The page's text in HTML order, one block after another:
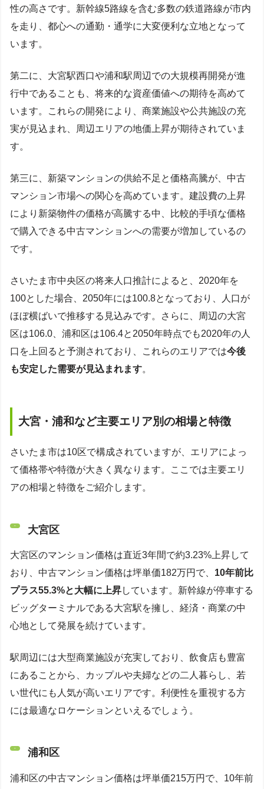
性の高さです。新幹線5路線を含む多数の鉄道路線が市内
を走り、都心への通勤・通学に大変便利な立地となって
います。
第二に、大宮駅西口や浦和駅周辺での大規模再開発が進
行中であることも、将来的な資産価値への期待を高めて
います。これらの開発により、商業施設や公共施設の充
実が見込まれ、周辺エリアの地価上昇が期待されていま
す。
第三に、新築マンションの供給不足と価格高騰が、中古
マンション市場への関心を高めています。建設費の上昇
により新築物件の価格が高騰する中、比較的手頃な価格
で購入できる中古マンションへの需要が増加しているの
です。
さいたま市中央区の将来人口推計によると、2020年を
100とした場合、2050年には100.8となっており、人口が
ほぼ横ばいで推移する見込みです。さらに、周辺の大宮
区は106.0、浦和区は106.4と2050年時点でも2020年の人
口を上回ると予測されており、これらのエリアでは今後
も安定した需要が見込まれます。
大宮・浦和など主要エリア別の相場と特徴
さいたま市は10区で構成されていますが、エリアによっ
て価格帯や特徴が大きく異なります。ここでは主要エリ
アの相場と特徴をご紹介します。
大宮区
大宮区のマンション価格は直近3年間で約3.23%上昇して
おり、中古マンション価格は坪単価182万円で、 10年前比
プラス55.3%と大幅に上昇しています。新幹線が停車する
ビッグターミナルである大宮駅を擁し、経済・商業の中
心地として発展を続けています。
駅周辺には大型商業施設が充実しており、飲食店も豊富
にあることから、カップルや夫婦などの二人暮らし、若
い世代にも人気が高いエリアです。利便性を重視する方
には最適なロケーションといえるでしょう。
浦和区
浦和区の中古マンション価格は坪単価215万円で、10年前